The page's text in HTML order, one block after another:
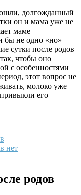
долгожданный
он и мама уже не
маме
бы не одно «но» —
сутки после родов
чтобы оно
с особенностями
этот вопрос не
молоко уже
его
нет
родов